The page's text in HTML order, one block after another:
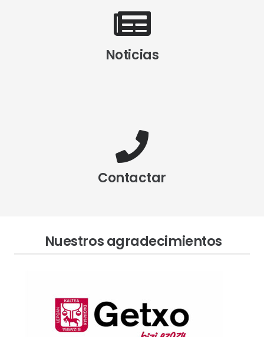
Noticias
Contactar
Nuestros agradecimientos